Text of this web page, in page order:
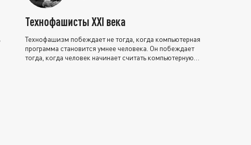
Технофашисты XXI века
Технофашизм побеждает не тогда, когда компьютерная
программа становится умнее человека. Он побеждает
тогда, когда человек начинает считать компьютерную